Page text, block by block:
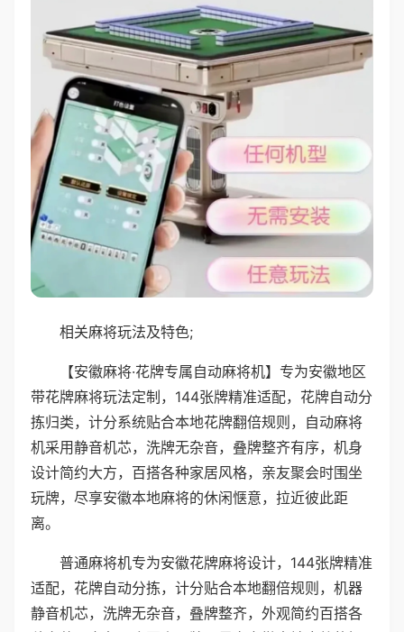
相关麻将玩法及特色;
【安徽麻将·花牌专属自动麻将机】专为安徽地区
带花牌麻将玩法定制，144张牌精准适配，花牌自动分
拣归类，计分系统贴合本地花牌翻倍规则，自动麻将
机采用静音机芯，洗牌无杂音，叠牌整齐有序，机身
设计简约大方，百搭各种家居风格，亲友聚会时围坐
玩牌，尽享安徽本地麻将的休闲惬意，拉近彼此距
离。
普通麻将机专为安徽花牌麻将设计，144张牌精准
适配，花牌自动分拣，计分贴合本地翻倍规则，机器
静音机芯，洗牌无杂音，叠牌整齐，外观简约百搭各